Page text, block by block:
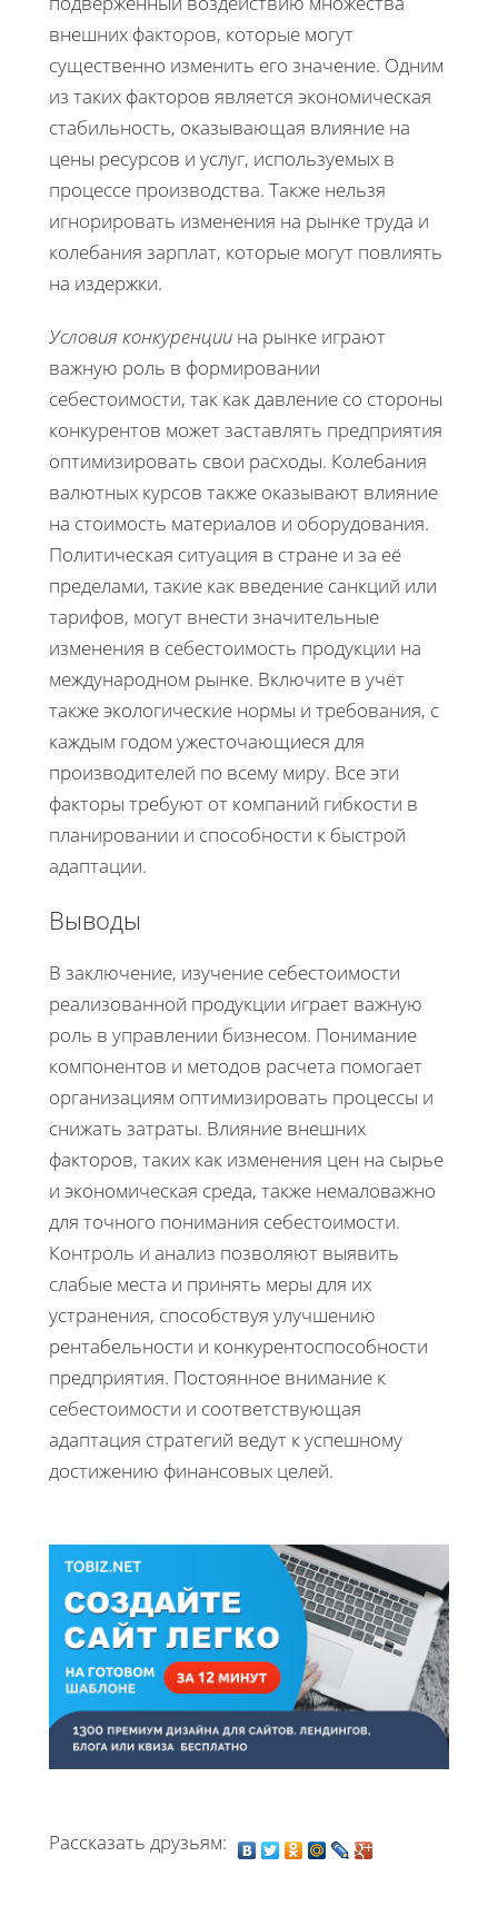
внешних факторов, которые могут
существенно изменить его значение. Одним
из таких факторов является экономическая
стабильность, оказывающая влияние на
цены ресурсов и услуг, используемых в
процессе производства. Также нельзя
игнорировать изменения на рынке труда и
колебания зарплат, которые могут повлиять
на издержки.
Условия конкуренции на рынке играют
важную роль в формировании
себестоимости, так как давление со стороны
конкурентов может заставлять предприятия
оптимизировать свои расходы. Колебания
валютных курсов также оказывают влияние
на стоимость материалов и оборудования.
Политическая ситуация в стране и за её
пределами, такие как введение санкций или
тарифов, могут внести значительные
изменения в себестоимость продукции на
международном рынке. Включите в учёт
также экологические нормы и требования, с
каждым годом ужесточающиеся для
производителей по всему миру. Все эти
факторы требуют от компаний гибкости в
планировании и способности к быстрой
адаптации.
Выводы
В заключение, изучение себестоимости
реализованной продукции играет важную
роль в управлении бизнесом. Понимание
компонентов и методов расчета помогает
организациям оптимизировать процессы и
снижать затраты. Влияние внешних
факторов, таких как изменения цен на сырье
и экономическая среда, также немаловажно
для точного понимания себестоимости.
Контроль и анализ позволяют выявить
слабые места и принять меры для их
устранения, способствуя улучшению
рентабельности и конкурентоспособности
предприятия. Постоянное внимание к
себестоимости и соответствующая
адаптация стратегий ведут к успешному
достижению финансовых целей.
Рассказать друзьям: